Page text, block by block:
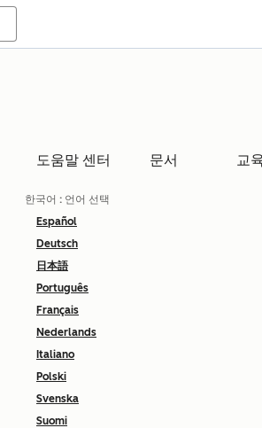
도움말 센터 문서 교
한국어 : 언어 선택
Español
Deutsch
日本語
Português
Français
Nederlands
Italiano
Polski
Svenska
Suomi